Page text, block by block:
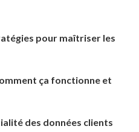
pour maîtriser les
ça fonctionne et
des données clients